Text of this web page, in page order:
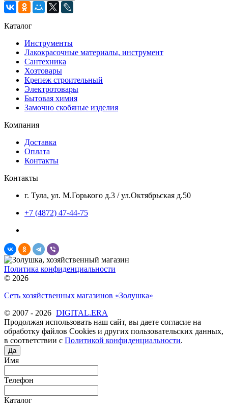
Каталог
Инструменты
Лакокрасочные материалы, инструмент
Сантехника
Хозтовары
Крепеж строительный
Электротовары
Бытовая химия
Замочно скобяные изделия
Компания
Доставка
Оплата
Контакты
Контакты
г. Тула, ул. М.Горького д.3 / ул.Октябрьская д.50
+7 (4872) 47-44-75
Политика конфиденциальности
© 2026
Сеть хозяйственных магазинов «Золушка»
© 2007 - 2026 DIGITAL.ERA
Продолжая использовать наш сайт, вы даете согласие на
обработку файлов Cookies и других пользовательских данных,
в соответствии с Политикой конфиденциальности.
Да
Имя
Телефон
Каталог